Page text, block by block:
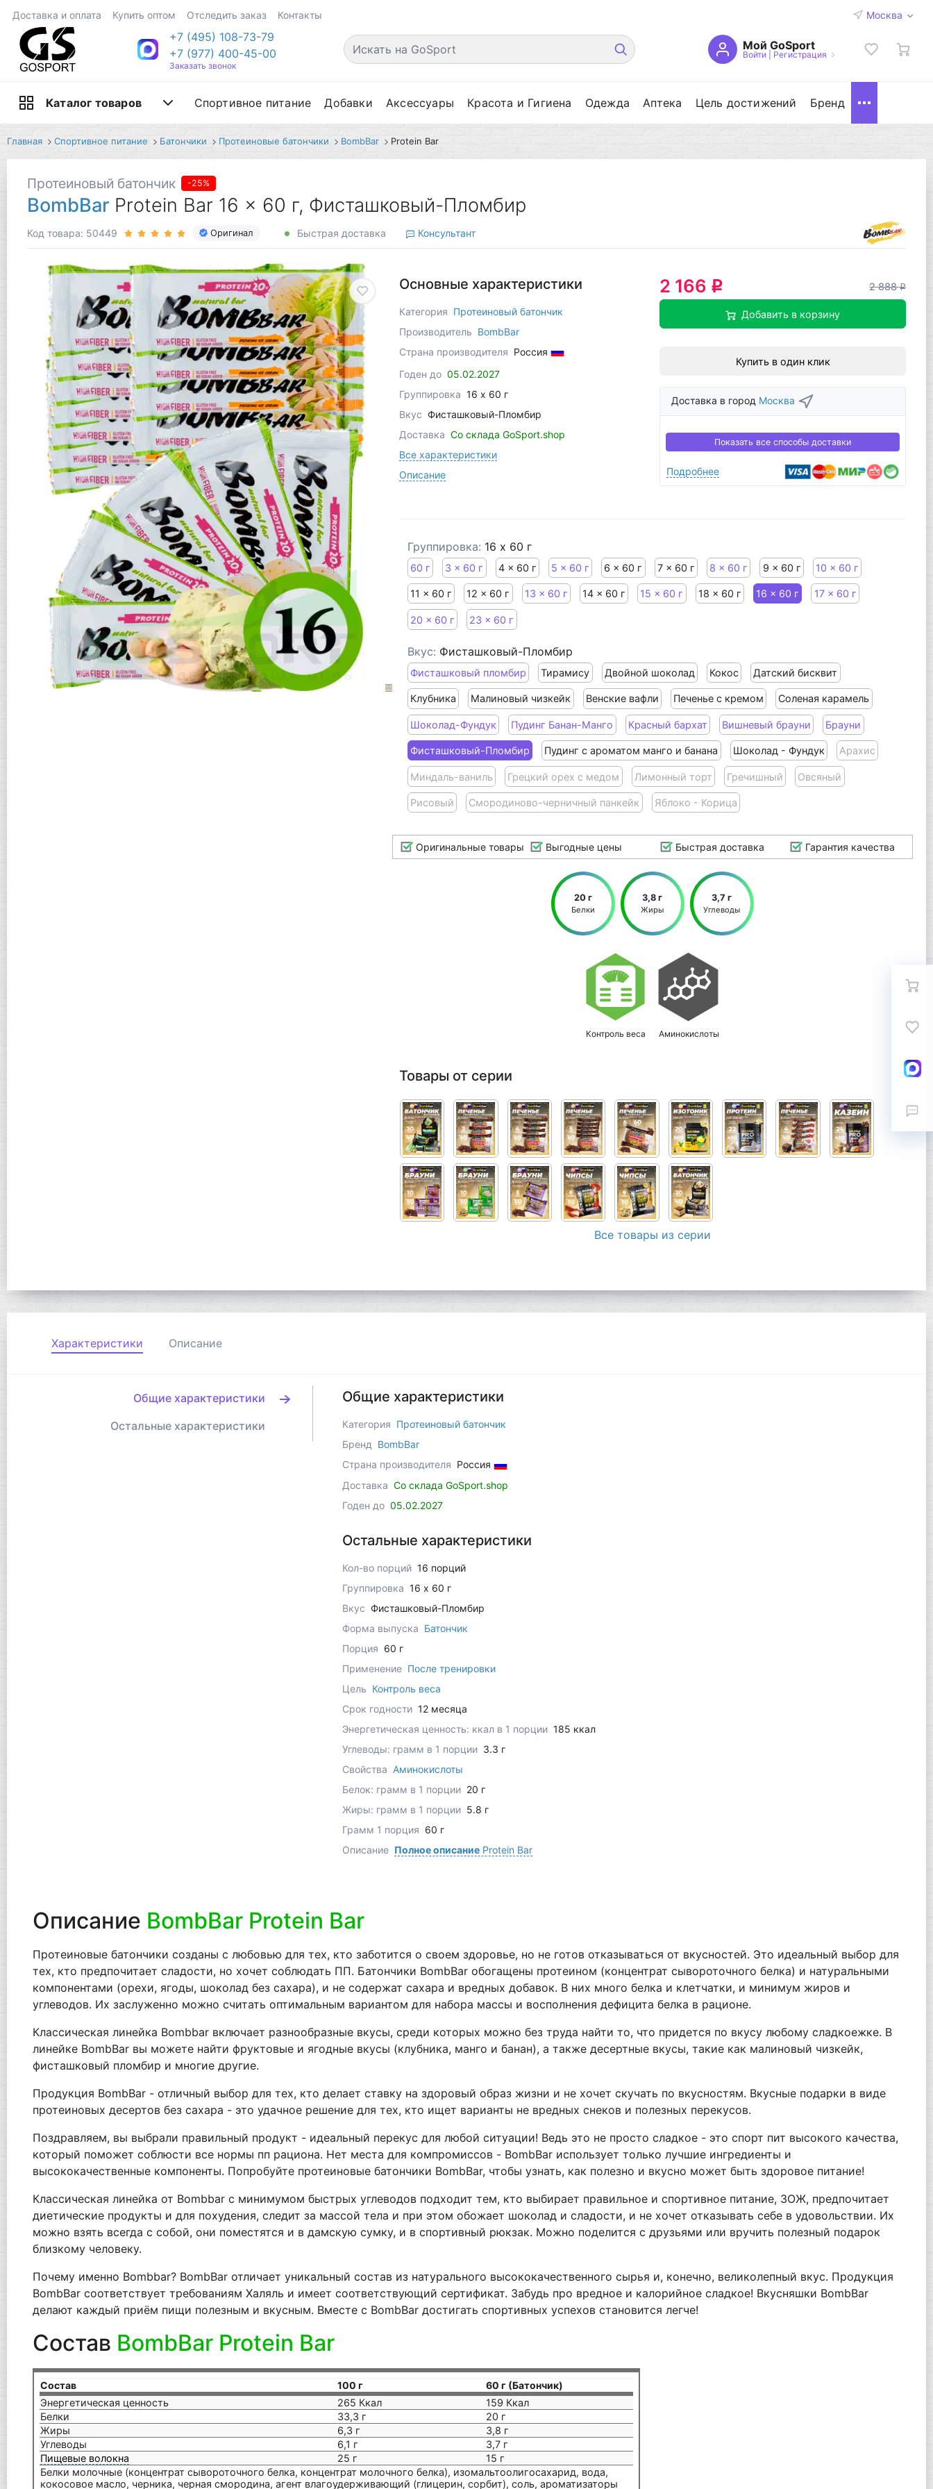
Доставка и оплата Купить оптом Отследить заказ Контакты Москва
+7 (495) 108-73-79
+7 (977) 400-45-00
Заказать звонок
Мой GoSport
Войти| Регистрация
Каталог товаров Спортивное питание Добавки Аксессуары Красота и Гигиена Одежда Аптека Цель достижений Бренд
Главная Спортивное питание Батончики Протеиновые батончики BombBar Protein Bar
Протеиновый батончик -25%
BombBar Protein Bar 16 x 60 г, Фисташковый-Пломбир
Код товара: 50449 Оригинал Быстрая доставка Консультант
Основные характеристики
Категория Протеиновый батончик
Производитель BombBar
Страна производителя Россия
Годен до 05.02.2027
Группировка 16 x 60 г
Вкус Фисташковый-Пломбир
Доставка Со склада GoSport.shop
Все характеристики
Описание
2 166 q 2 888q
Добавить в корзину
Купить в один клик
Доставка в город Москва
Показать все способы доставки
Подробнее
Группировка: 16 x 60 г
60 г 3 x 60 г 4 x 60 г 5 x 60 г 6 x 60 г 7 x 60 г 8 x 60 г 9 x 60 г 10 x 60 г
11 x 60 г 12 x 60 г 13 x 60 г 14 x 60 г 15 x 60 г 18 x 60 г 16 x 60 г 17 x 60 г
20 x 60 г 23 x 60 г
Вкус: Фисташковый-Пломбир
Фисташковый пломбир Тирамису Двойной шоколад Кокос Датский бисквит
Клубника Малиновый чизкейк Венские вафли Печенье с кремом Соленая карамель
Шоколад-Фундук Пудинг Банан-Манго Красный бархат Вишневый брауни Брауни
Фисташковый-Пломбир Пудинг с ароматом манго и банана Шоколад - Фундук Арахис
Миндаль-ваниль Грецкий орех с медом Лимонный торт Гречишный Овсяный
Рисовый Смородиново-черничный панкейк Яблоко - Корица
Оригинальные товары Выгодные цены Быстрая доставка Гарантия качества
20 г
Белки
3,8 г
Жиры
3,7 г
Углеводы
Контроль веса Аминокислоты
Товары от серии
Все товары из серии
Характеристики Описание
Общие характеристики
Остальные характеристики
Общие характеристики
Категория Протеиновый батончик
Бренд
BombBar
Страна производителя Россия
Доставка Со склада GoSport.shop
Годен до 05.02.2027
Остальные характеристики
Кол-во порций 16 порций
Группировка 16 x 60 г
Вкус Фисташковый-Пломбир
Форма выпуска Батончик
Порция 60 г
Применение После тренировки
Цель Контроль веса
Срок годности 12 месяца
Энергетическая ценность: ккал в 1 порции 185 ккал
Углеводы: грамм в 1 порции 3.3 г
Свойства Аминокислоты
Белок: грамм в 1 порции 20 г
Жиры: грамм в 1 порции 5.8 г
Грамм 1 порция 60 г
Описание Полное описаниеProtein Bar
Описание BombBar Protein Bar
Протеиновые батончики созданы с любовью для тех, кто заботится о своем здоровье, но не готов отказываться от вкусностей. Это идеальный выбор для
тех, кто предпочитает сладости, но хочет соблюдать ПП. Батончики BombBar обогащены протеином (концентрат сывороточного белка) и натуральными
компонентами (орехи, ягоды, шоколад без сахара), и не содержат сахара и вредных добавок. В них много белка и клетчатки, и минимум жиров и
углеводов. Их заслуженно можно считать оптимальным вариантом для набора массы и восполнения дефицита белка в рационе.
Классическая линейка Bombbar включает разнообразные вкусы, среди которых можно без труда найти то, что придется по вкусу любому сладкоежке. В
линейке BombBar вы можете найти фруктовые и ягодные вкусы (клубника, манго и банан), а также десертные вкусы, такие как малиновый чизкейк,
фисташковый пломбир и многие другие.
Продукция BombBar - отличный выбор для тех, кто делает ставку на здоровый образ жизни и не хочет скучать по вкусностям. Вкусные подарки в виде
протеиновых десертов без сахара - это удачное решение для тех, кто ищет варианты не вредных снеков и полезных перекусов.
Поздравляем, вы выбрали правильный продукт - идеальный перекус для любой ситуации! Ведь это не просто сладкое - это спорт пит высокого качества,
который поможет соблюсти все нормы пп рациона. Нет места для компромиссов - BombBar использует только лучшие ингредиенты и
высококачественные компоненты. Попробуйте протеиновые батончики BombBar, чтобы узнать, как полезно и вкусно может быть здоровое питание!
Классическая линейка от Bombbar с минимумом быстрых углеводов подходит тем, кто выбирает правильное и спортивное питание, ЗОЖ, предпочитает
диетические продукты и для похудения, следит за массой тела и при этом обожает шоколад и сладости, и не хочет отказывать себе в удовольствии. Их
можно взять всегда с собой, они поместятся и в дамскую сумку, и в спортивный рюкзак. Можно поделится с друзьями или вручить полезный подарок
близкому человеку.
Почему именно Bombbar? BombBar отличает уникальный состав из натурального высококачественного сырья и, конечно, великолепный вкус. Продукция
BombBar соответствует требованиям Халяль и имеет соответствующий сертификат. Забудь про вредное и калорийное сладкое! Вкусняшки BombBar
делают каждый приём пищи полезным и вкусным. Вместе с BombBar достигать спортивных успехов становится легче!
Состав BombBar Protein Bar
Состав 100 г
60 г (Батончик)
Энергетическая ценность
265 Ккал
159 Ккал
Белки
33,3 г
20 г
Жиры
6,3 г
3,8 г
Углеводы
6,1 г
3,7 г
Пищевые волокна
25 г
15 г
Белки молочные (концентрат сывороточного белка, концентрат молочного белка), изомальтоолигосахарид, вода,
кокосовое масло, черника, черная смородина, агент влагоудерживающий (глицерин, сорбит), соль, ароматизаторы